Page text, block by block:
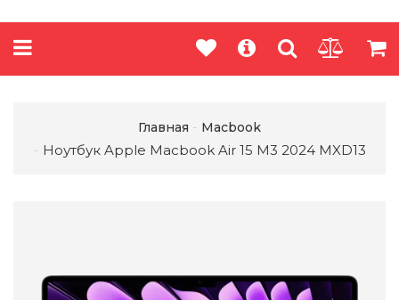
Главная Macbook
Ноутбук Apple Macbook Air 15 M3 2024 MXD13